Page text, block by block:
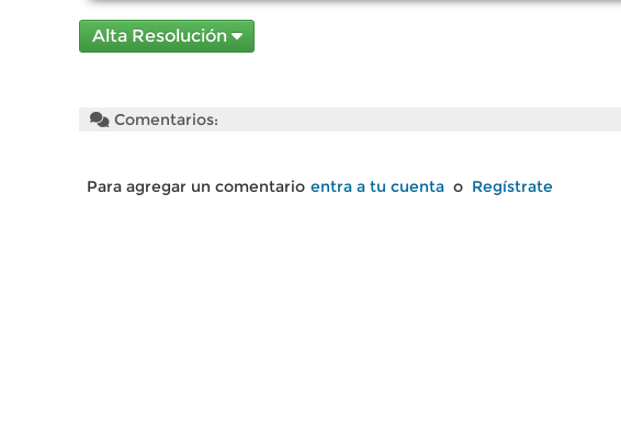
Alta Resolución
Comentarios:
Para agregar un comentario entra a tu cuenta o Regístrate